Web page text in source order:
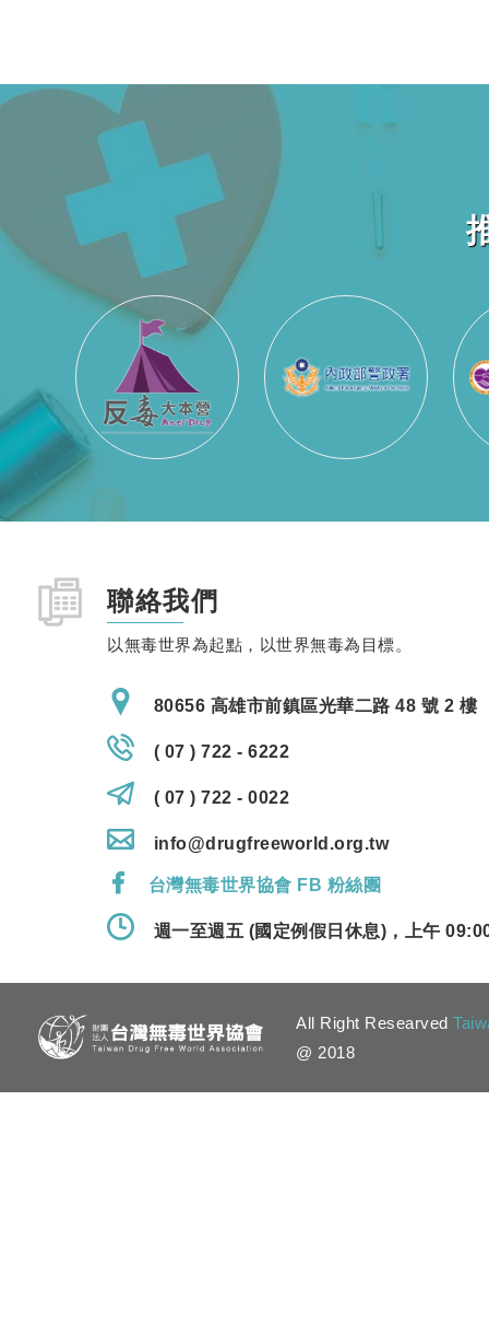
聯絡我們
以無毒世界為起點，以世界無毒為目標。
80656 高雄市前鎮區光華二路 48 號 2 樓
( 07 ) 722 - 6222
( 07 ) 722 - 0022
info@drugfreeworld.org.tw
台灣無毒世界協會 FB 粉絲團
週一至週五 (國定例假日休息)，上午
All Right Researved
@ 2018